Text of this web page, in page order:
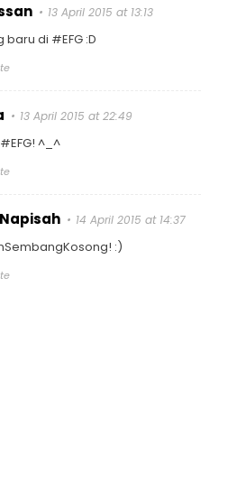
13 April 2015 at 13:13
di #EFG :D
13 April 2015 at 22:49
^_^
14 April 2015 at 14:37
:)